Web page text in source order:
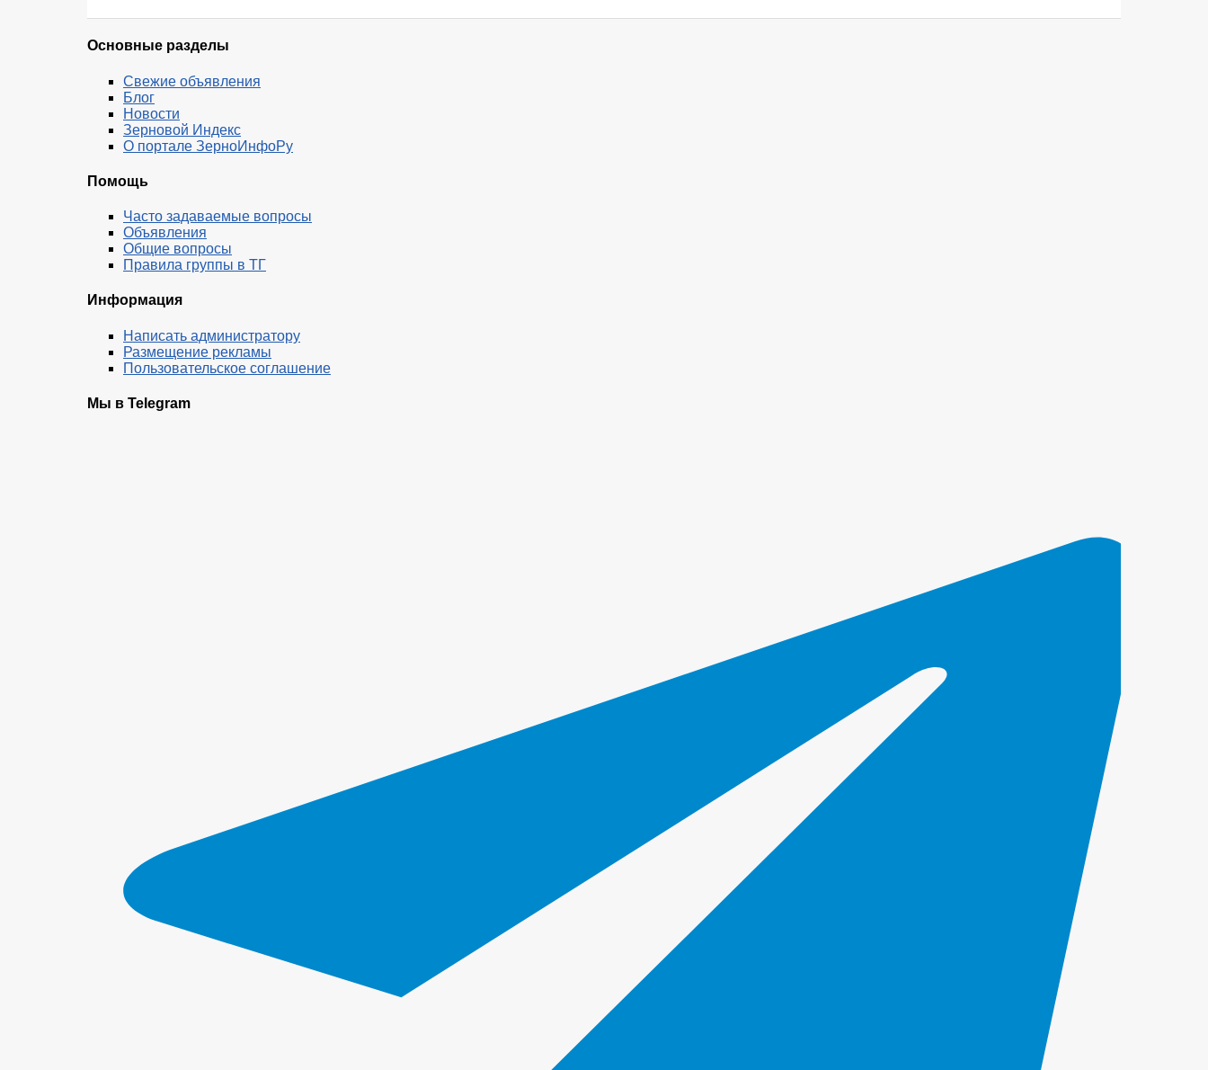
Основные разделы
Свежие объявления
Блог
Новости
Зерновой Индекс
О портале ЗерноИнфоРу
Помощь
Часто задаваемые вопросы
Объявления
Общие вопросы
Правила группы в ТГ
Информация
Написать администратору
Размещение рекламы
Пользовательское соглашение
Мы в Telegram